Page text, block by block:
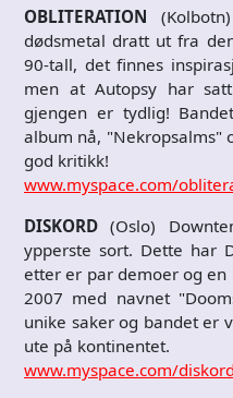
OBLITERATION
dødsmetal dratt ut fra
90-tall, det finnes
men at Autopsy har
gjengen er tydlig!
album nå, "Nekropsalms"
god kritikk!
www.myspace.com/
DISKORD (Oslo)
ypperste sort. Dette har
etter er par demoer og en
2007 med navnet
unike saker og bandet er
ute på kontinentet.
www.myspace.com/